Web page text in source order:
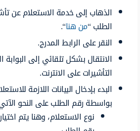
الذهاب إلى خدمة الاستعلام عن
الطلب “من هنا“.
النقر على الرابط المدرج.
الانتقال بشكل تلقائي إلى البوابة
التأشيرات على الانترنت.
البدء بإدخال البيانات اللازمة
بواسطة رقم الطلب على النحو
نوع الاستعلام، وهنا يتم